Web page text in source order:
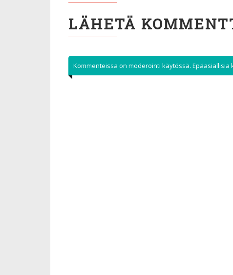
LÄHETÄ
Kommenteissa on moderointi käytössä. Epäasiallisia